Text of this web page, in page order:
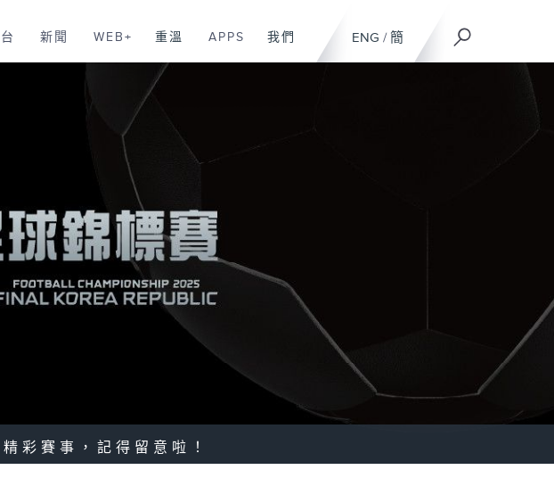
ENG / 簡
新聞 WEB+ 重溫 APPS 我們
彩賽事，記得留意啦！